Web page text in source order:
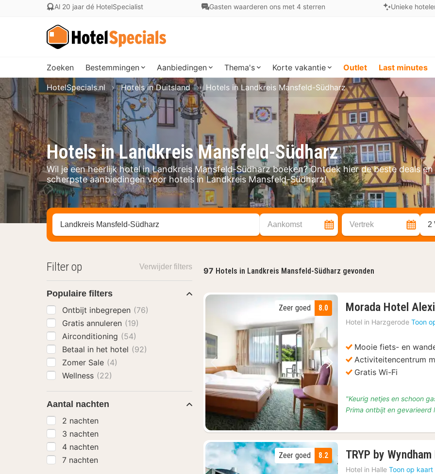
Al 20 jaar dé HotelSpecialist Gasten waarderen ons met 4 sterren Unieke
Zoeken Bestemmingen Aanbiedingen Thema's Korte vakantie Outlet Last minutes
Hotels in Landkreis Mansfeld-Südharz
Wil je een heerlijk hotel in Landkreis Mansfeld-Südharz boeken? Ontdek hier de beste deals en
scherpste aanbiedingen voor hotels in Landkreis Mansfeld-Südharz!
HotelSpecials.nl Hotels in Duitsland Hotels in Landkreis Mansfeld-Südharz
Zoek op hotel, regio of stad Aankomst Vertrek 2
97 Hotels in Landkreis Mansfeld-Südharz gevonden
Vorige foto Volgende foto
8.0
Zeer goed Morada Hotel
Hotel in Harzgerode Toon
Mooie fiets- en
Activiteitencentrum
Gratis Wi-Fi
"Keurig netjes en schoon
Prima ontbijt en
8.2
Zeer goed TRYP by
Hotel in Halle Toon op kaart
Filter op Verwijder filters
Populaire filters
Ontbijt inbegrepen (76)
Gratis annuleren (19)
Airconditioning (54)
Betaal in het hotel (92)
Zomer Sale (4)
Wellness (22)
Aantal nachten
2 nachten
3 nachten
4 nachten
7 nachten